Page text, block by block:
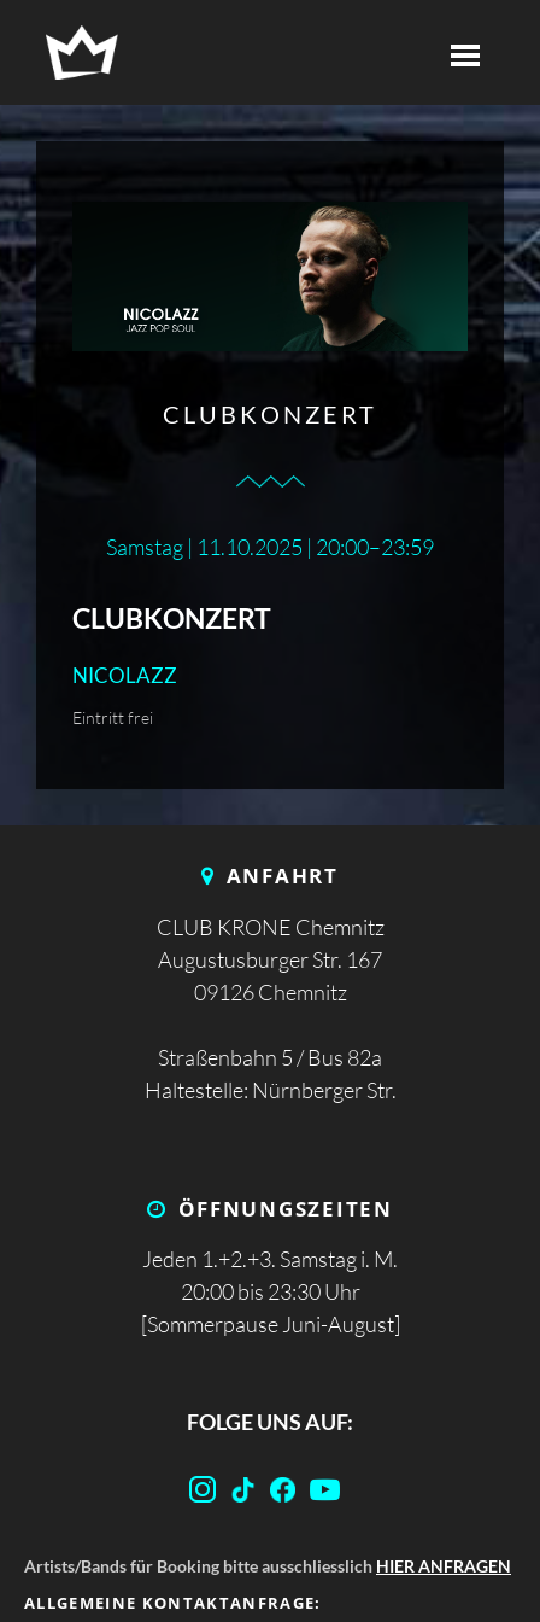
CLUBKONZERT
Samstag | 11.10.2025 | 20:00–23:59
CLUBKONZERT
NICOLAZZ
Eintritt frei
ANFAHRT
CLUB KRONE Chemnitz
Augustusburger Str. 167
09126 Chemnitz
Straßenbahn 5 / Bus 82a
Haltestelle: Nürnberger Str.
ÖFFNUNGS­ZEITEN
Jeden 1.+2.+3. Samstag i. M.
20:00 bis 23:30 Uhr
[Sommerpause Juni-August]
FOLGE UNS AUF:
Artists/Bands für Booking bitte ausschliesslich HIER ANFRAGEN
ALLGEMEINE KONTAKTANFRAGE: